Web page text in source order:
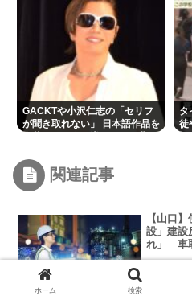
GACKTや小沢仁志の「セリフ
が聞き取れない」 日本語作品を
タ
徒
関連記事
【山口
設」建設
れ」 車
ホーム 検索